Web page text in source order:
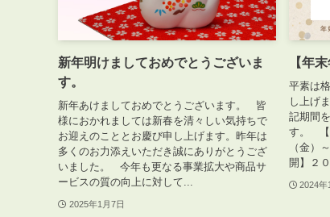
新年明けましておめでとうございま
す。
新年あけましておめでとうございます。 皆
様におかれましては新春を清々しい気持ちで
お迎えのこととお慶び申し上げます。昨年は
多くのお力添えいただき誠にありがとうござ
いました。 今年も更なる事業拡大や商品サ
ービスの質の向上に対して...
2025年1月7日
【年
平素は
し上げ
記期間
す。 【
（金）
開】２
2024年